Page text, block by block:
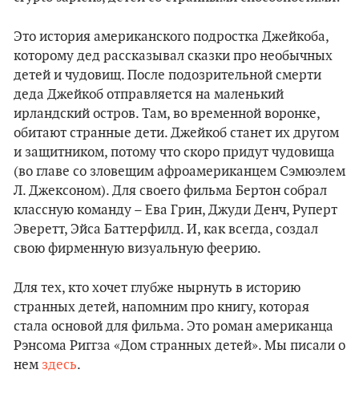
Это история американского подростка Джейкоба,
которому дед рассказывал сказки про необычных
детей и чудовищ. После подозрительной смерти
деда Джейкоб отправляется на маленький
ирландский остров. Там, во временной воронке,
обитают странные дети. Джейкоб станет их другом
и защитником, потому что скоро придут чудовища
(во главе со зловещим афроамериканцем Сэмюэлем
Л. Джексоном). Для своего фильма Бертон собрал
классную команду – Ева Грин, Джуди Денч, Руперт
Эверетт, Эйса Баттерфилд. И, как всегда, создал
свою фирменную визуальную феерию.
Для тех, кто хочет глубже нырнуть в историю
странных детей, напомним про книгу, которая
стала основой для фильма. Это роман американца
Рэнсома Риггза «Дом странных детей». Мы писали о
нем здесь.